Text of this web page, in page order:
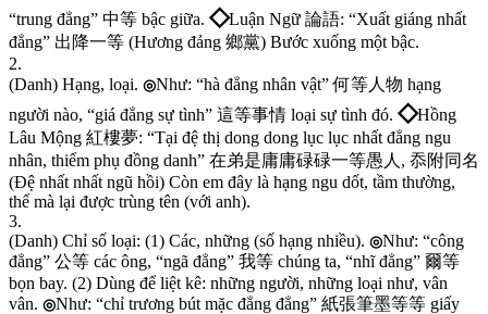
“trung đẳng” 中等 bậc giữa. ◇Luận Ngữ 論語: “Xuất giáng nhất
đẳng” 出 降一等 (Hương đảng 鄉黨) Bước xuống một bậc.
2.
(Danh) Hạng, loại. ◎Như: “hà đẳng nhân vật” 何等人 物 hạng
người nào, “giá đẳng sự tình” 這等事情 loại sự tình đó. ◇Hồng
Lâu Mộng 紅樓夢: “Tại đệ thị dong dong lục lục nhất đẳng ngu
nhân, thiểm phụ đồng danh” 在弟是庸庸碌碌一等愚 人 , 忝附同名
(Đệ nhất nhất ngũ hồi) Còn em đây là hạng ngu dốt, tầm thường,
thế mà lại được trùng tên (với anh).
3.
(Danh) Chỉ số loại: (1) Các, những (số hạng nhiều). ◎Như: “công
đẳng” 公等 các ông, “ngã đẳng” 我等 chúng ta, “nhĩ đẳng” 爾等
bọn bay. (2) Dùng để liệt kê: những người, những loại như, vân
vân. ◎Như: “chỉ trương bút mặc đẳng đẳng” 紙張筆墨等等 giấy